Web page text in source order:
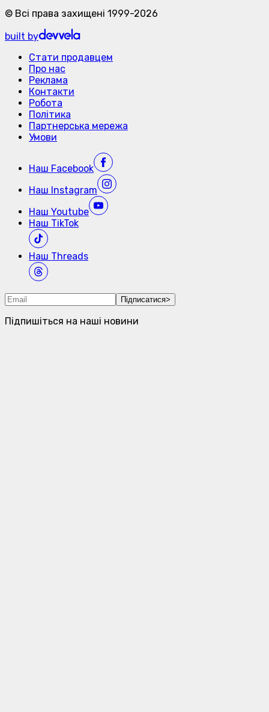
© Всі права захищені 1999-2026
built by
Стати продавцем
Про нас
Реклама
Контакти
Робота
Політика
Партнерська мережа
Умови
Наш Facebook
Наш Instagram
Наш Youtube
Наш TikTok
Наш Threads
Підписатися>
Підпишіться на наші новини